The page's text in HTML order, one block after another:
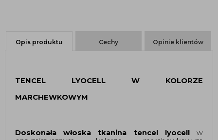
Opis produktu Cechy Opinie klientów
TENCEL LYOCELL W KOLORZE
MARCHEWKOWYM
Doskonała włoska tkanina tencel lyocell w